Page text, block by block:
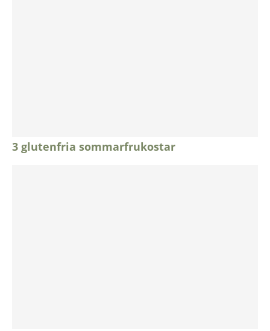
3 glutenfria sommarfrukostar